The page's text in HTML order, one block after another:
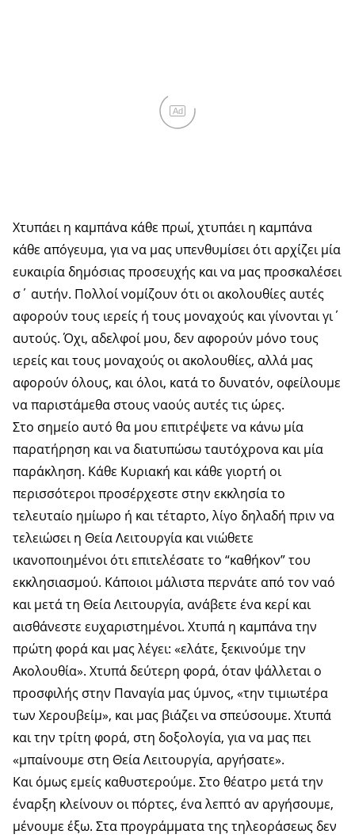
Ad
Χτυπάει η καμπάνα κάθε πρωί, χτυπάει η καμπάνα
κάθε απόγευμα, για να μας υπενθυμίσει ότι αρχίζει μία
ευκαιρία δημόσιας προσευχής και να μας προσκαλέσει
σ΄ αυτήν. Πολλοί νομίζουν ότι οι ακολουθίες αυτές
αφορούν τους ιερείς ή τους μοναχούς και γίνονται γι΄
αυτούς. Όχι, αδελφοί μου, δεν αφορούν μόνο τους
ιερείς και τους μοναχούς οι ακολουθίες, αλλά μας
αφορούν όλους, και όλοι, κατά το δυνατόν, οφείλουμε
να παριστάμεθα στους ναούς αυτές τις ώρες.
Στο σημείο αυτό θα μου επιτρέψετε να κάνω μία
παρατήρηση και να διατυπώσω ταυτόχρονα και μία
παράκληση. Κάθε Κυριακή και κάθε γιορτή οι
περισσότεροι προσέρχεστε στην εκκλησία το
τελευταίο ημίωρο ή και τέταρτο, λίγο δηλαδή πριν να
τελειώσει η Θεία Λειτουργία και νιώθετε
ικανοποιημένοι ότι επιτελέσατε το “καθήκον” του
εκκλησιασμού. Κάποιοι μάλιστα περνάτε από τον ναό
και μετά τη Θεία Λειτουργία, ανάβετε ένα κερί και
αισθάνεστε ευχαριστημένοι. Χτυπά η καμπάνα την
πρώτη φορά και μας λέγει: «ελάτε, ξεκινούμε την
Ακολουθία». Χτυπά δεύτερη φορά, όταν ψάλλεται ο
προσφιλής στην Παναγία μας ύμνος, «την τιμιωτέρα
των Χερουβείμ», και μας βιάζει να σπεύσουμε. Χτυπά
και την τρίτη φορά, στη δοξολογία, για να μας πει
«μπαίνουμε στη Θεία Λειτουργία, αργήσατε».
Και όμως εμείς καθυστερούμε. Στο θέατρο μετά την
έναρξη κλείνουν οι πόρτες, ένα λεπτό αν αργήσουμε,
μένουμε έξω. Στα προγράμματα της τηλεοράσεως δεν